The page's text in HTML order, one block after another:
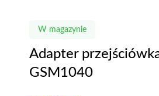
W magazynie
Adapter
GSM1040